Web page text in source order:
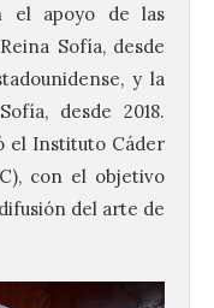
el apoyo de las
Sofía, desde
y la
desde 2018.
el Instituto Cáder
con el objetivo
del arte de